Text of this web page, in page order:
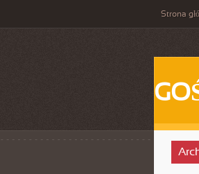
Strona